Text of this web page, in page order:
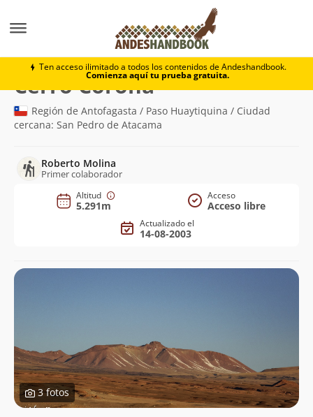
Ten acceso ilimitado a todos los contenidos de Andeshandbook.
Comienza aquí tu prueba gratuita.
Cerro Corona
Cerro Corona(5.291m)
Región de Antofagasta / Paso Huaytiquina / Ciudad
cercana: San Pedro de Atacama
Roberto Molina
Primer colaborador
Altitud
5.291m
Acceso
Acceso libre
Actualizado el
14-08-2003
3 fotos